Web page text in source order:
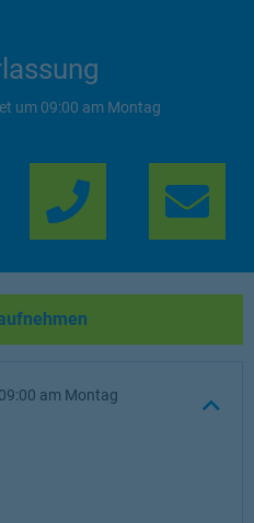
um 09:00 Montag
Opens in
09:00 Montag